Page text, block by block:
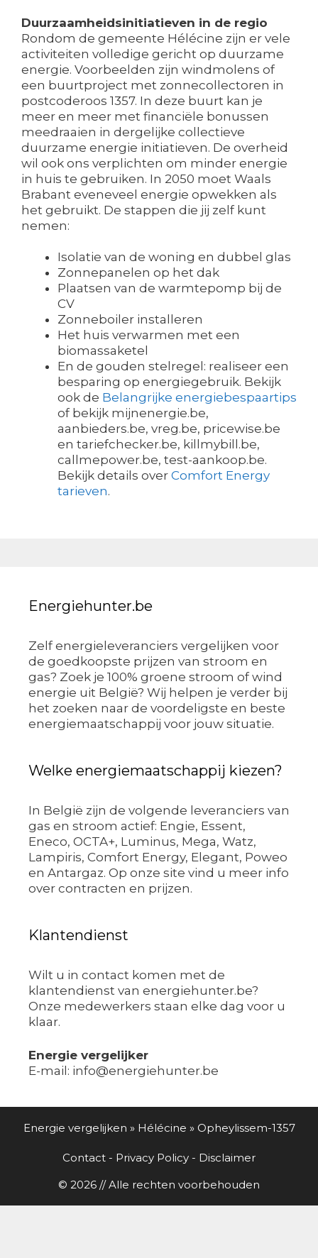
Duurzaamheidsinitiatieven in de regio
Rondom de gemeente Hélécine zijn er vele
activiteiten volledige gericht op duurzame
energie. Voorbeelden zijn windmolens of
een buurtproject met zonnecollectoren in
postcoderoos 1357. In deze buurt kan je
meer en meer met financiële bonussen
meedraaien in dergelijke collectieve
duurzame energie initiatieven. De overheid
wil ook ons verplichten om minder energie
in huis te gebruiken. In 2050 moet Waals
Brabant eveneveel energie opwekken als
het gebruikt. De stappen die jij zelf kunt
nemen:
Isolatie van de woning en dubbel glas
Zonnepanelen op het dak
Plaatsen van de warmtepomp bij de
CV
Zonneboiler installeren
Het huis verwarmen met een
biomassaketel
En de gouden stelregel: realiseer een
besparing op energiegebruik. Bekijk
ook de Belangrijke energiebespaartips
of bekijk mijnenergie.be,
aanbieders.be, vreg.be, pricewise.be
en tariefchecker.be, killmybill.be,
callmepower.be, test-aankoop.be.
Bekijk details over Comfort Energy
tarieven.
Energiehunter.be
Zelf energieleveranciers vergelijken voor
de goedkoopste prijzen van stroom en
gas? Zoek je 100% groene stroom of wind
energie uit België? Wij helpen je verder bij
het zoeken naar de voordeligste en beste
energiemaatschappij voor jouw situatie.
Welke energiemaatschappij kiezen?
In België zijn de volgende leveranciers van
gas en stroom actief: Engie, Essent,
Eneco, OCTA+, Luminus, Mega, Watz,
Lampiris, Comfort Energy, Elegant, Poweo
en Antargaz. Op onze site vind u meer info
over contracten en prijzen.
Klantendienst
Wilt u in contact komen met de
klantendienst van energiehunter.be?
Onze medewerkers staan elke dag voor u
klaar.
Energie vergelijker
E-mail: info@energiehunter.be
Energie vergelijken » Hélécine » Opheylissem-1357
Contact - Privacy Policy - Disclaimer
© 2026 // Alle rechten voorbehouden